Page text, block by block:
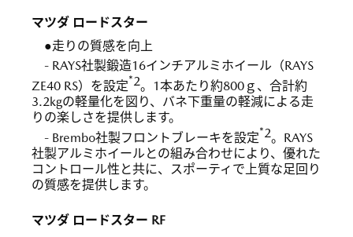
マツダ ロードスター
●走りの質感を向上
- RAYS社製鍛造16インチアルミホイール（RAYS
ZE40 RS）を設定*2。1本あたり約800ｇ、合計約
3.2kgの軽量化を図り、バネ下重量の軽減による走
りの楽しさを提供します。
- Brembo社製フロントブレーキを設定*2。RAYS
社製アルミホイールとの組み合わせにより、優れた
コントロール性と共に、スポーティで上質な足回り
の質感を提供します。
マツダ ロードスター RF